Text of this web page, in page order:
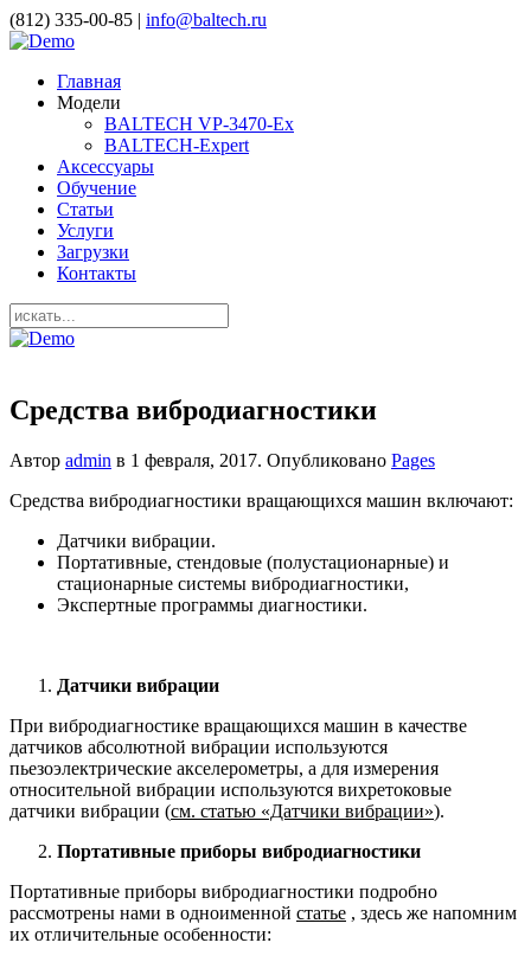
(812) 335-00-85 | info@baltech.ru
Главная
Модели
BALTECH VP-3470-Ex
BALTECH-Expert
Аксессуары
Обучение
Статьи
Услуги
Загрузки
Контакты
Средства вибродиагностики
Автор admin в 1 февраля, 2017. Опубликовано Pages
Средства вибродиагностики вращающихся машин включают:
Датчики вибрации.
Портативные, стендовые (полустационарные) и
стационарные системы вибродиагностики,
Экспертные программы диагностики.
Датчики вибрации
При вибродиагностике вращающихся машин в качестве
датчиков абсолютной вибрации используются
пьезоэлектрические акселерометры, а для измерения
относительной вибрации используются вихретоковые
датчики вибрации (см. статью «Датчики вибрации»).
Портативные приборы вибродиагностики
Портативные приборы вибродиагностики подробно
рассмотрены нами в одноименной статье , здесь же напомним
их отличительные особенности: